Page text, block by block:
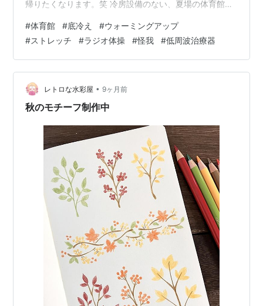
帰りたくなります。笑 冷房設備のない、夏場の体育館で
shanru.hatenablog.com 冬は身体を動かすと温まるし、
楽勝なのでは？ そう思われるかもしれませんが、これが
またそうでもなく…。 いきなり上着をバッと脱ぎ、下も
短パン素足（スパッツ等のインナーなし）になる同年代
女子もいますが、私には無理。 上は裏起毛付きのハイネ
ック長袖インナー、下も…
#体育館 #底冷え #ウォーミングアップ
#ストレッチ #ラジオ体操 #怪我 #低周波治療器
レトロな水彩屋 • 9ヶ月前
秋のモチーフ制作中